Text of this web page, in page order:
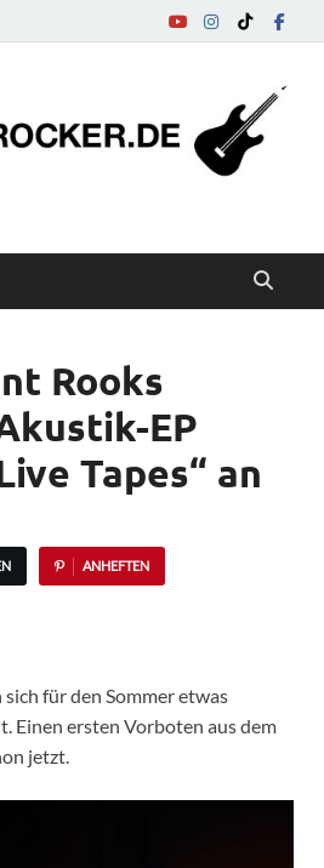
Rooks
EP
Tapes“ an
ANHEFTEN
für den Sommer etwas
Einen ersten Vorboten aus dem
jetzt.